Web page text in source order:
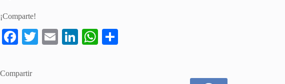
¡Comparte!
Fa
bo
T
E
Li
W
Compartir